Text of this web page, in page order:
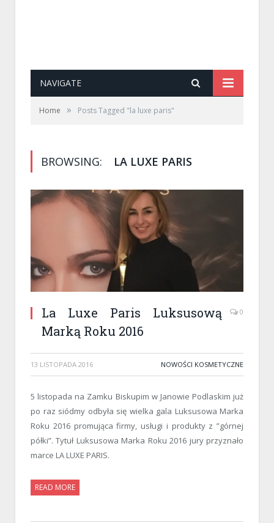
NAVIGATE
Home » Posts Tagged "la luxe paris"
BROWSING: LA LUXE PARIS
La Luxe Paris Luksusową
Marką Roku 2016
0
13 LISTOPADA 2016 NOWOŚCI KOSMETYCZNE
5 listopada na Zamku Biskupim w Janowie Podlaskim już
po raz siódmy odbyła się wielka gala Luksusowa Marka
Roku 2016 promująca firmy, usługi i produkty z ”górnej
półki”. Tytuł Luksusowa Marka Roku 2016 jury przyznało
marce LA LUXE PARIS.
READ MORE